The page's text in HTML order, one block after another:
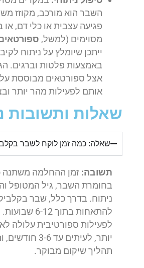
השבר הוא מורכב, מקוזז
פגיעה עצבית או כלי דם, או
מסוימים (למשל,
ייתכן שיומלץ על ניתוח
באמצעות פלטות וברגים.
אצל ספורטאים מבוססת על
אותם לפעילות מהר יותר
שאלות ותשובות
שאלה: כמה זמן לוקח לשבר
תשובה: זמן ההחלמה משתנה
בחומרת השבר, גיל המטופל
ניתוח. בדרך כלל, שבר
להתאחות בתוך
לפעילות ספורטיבית עלולה
יותר, לעיתים עד 3-6
תהליך שיקום מבוקר.